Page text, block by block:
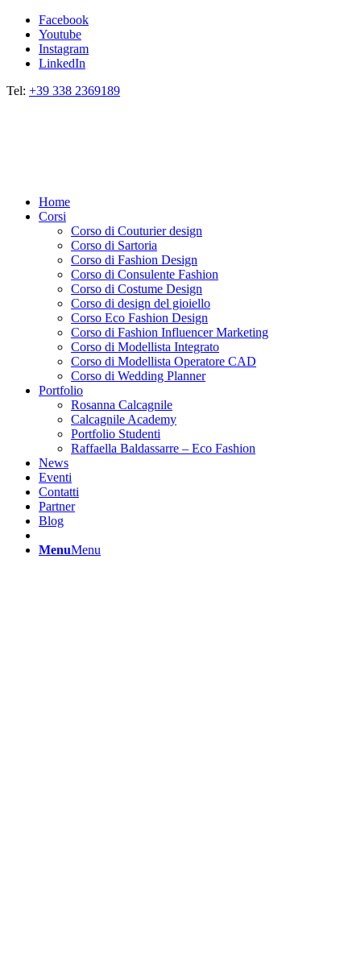
Facebook
Youtube
Instagram
LinkedIn
Tel: +39 338 2369189
Home
Corsi
Corso di Couturier design
Corso di Sartoria
Corso di Fashion Design
Corso di Consulente Fashion
Corso di Costume Design
Corso di design del gioiello
Corso Eco Fashion Design
Corso di Fashion Influencer Marketing
Corso di Modellista Integrato
Corso di Modellista Operatore CAD
Corso di Wedding Planner
Portfolio
Rosanna Calcagnile
Calcagnile Academy
Portfolio Studenti
Raffaella Baldassarre – Eco Fashion
News
Eventi
Contatti
Partner
Blog
MenuMenu